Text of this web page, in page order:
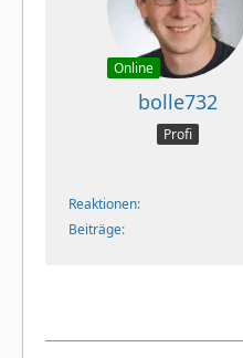
Online
bolle732
Profi
Reaktionen
Beiträge